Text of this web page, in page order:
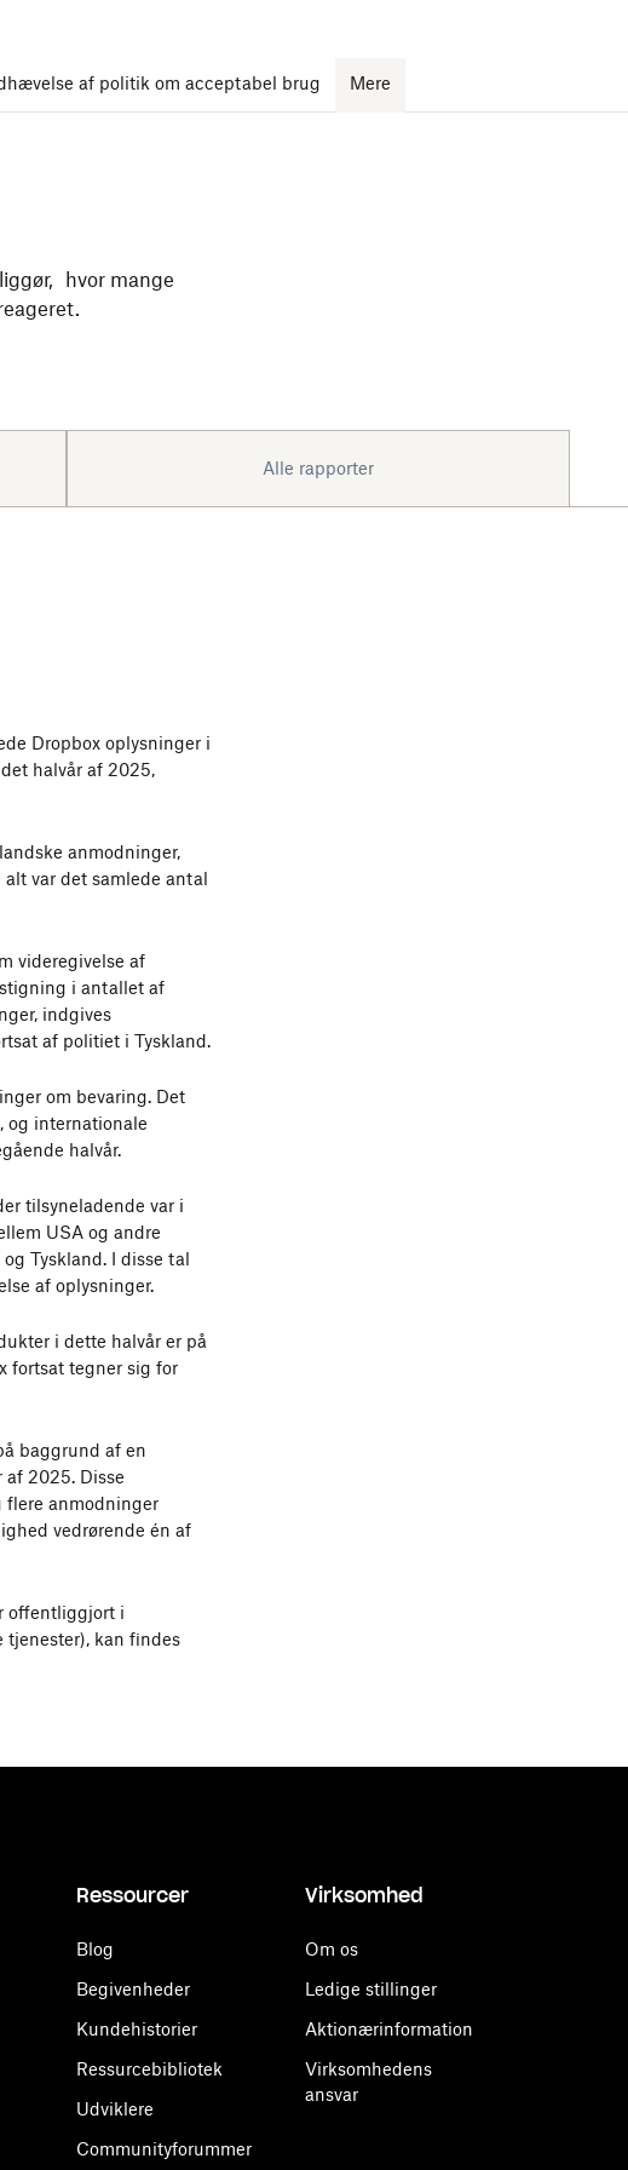
af politik om acceptabel brug Mere
hvor mange
Alle rapporter
Dropbox oplysninger i
halvår af 2025,
anmodninger,
var det samlede antal
videregivelse af
i antallet af
indgives
af politiet i Tyskland.
om bevaring. Det
og internationale
halvår.
tilsyneladende var i
USA og andre
Tyskland. I disse tal
af oplysninger.
i dette halvår er på
fortsat tegner sig for
baggrund af en
af 2025. Disse
anmodninger
vedrørende én af
offentliggjort i
kan findes
Ressourcer
Blog
Begivenheder
Kundehistorier
Ressurcebibliotek
Udviklere
Communityforummer
Virksomhed
Om os
Ledige stillinger
Aktionærinformation
Virksomhedens
ansvar